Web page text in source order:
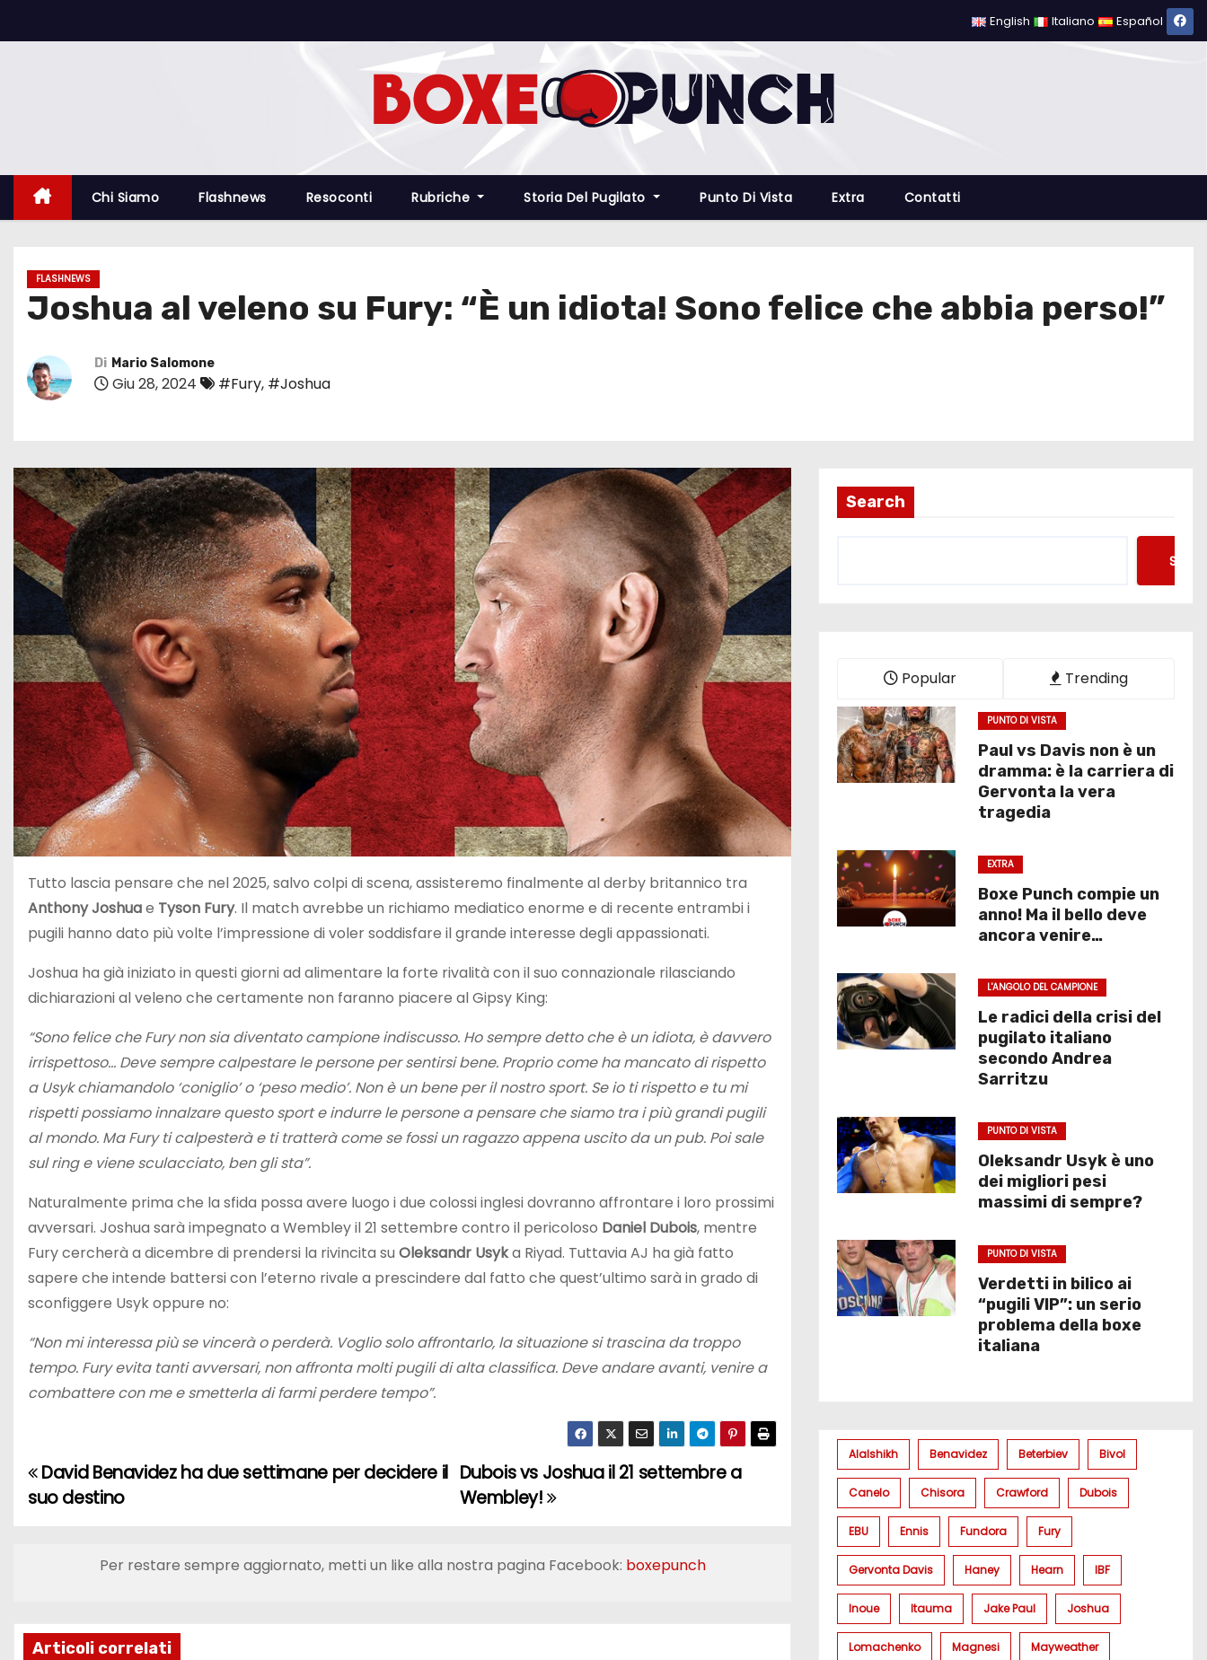
a
English Italiano Español
Chi Siamo Flashnews Resoconti Rubriche Storia Del Pugilato Punto Di Vista Extra Contatti
FLASHNEWS
Joshua al veleno su Fury: “È un idiota! Sono felice che abbia perso!”
Di Mario Salomone
Giu 28, 2024 #Fury, #Joshua
Tutto lascia pensare che nel 2025, salvo colpi di scena, assisteremo finalmente al derby britannico tra
Anthony Joshuae Tyson Fury. Il match avrebbe un richiamo mediatico enorme e di recente entrambi i
pugili hanno dato più volte l’impressione di voler soddisfare il grande interesse degli appassionati.
Joshua ha già iniziato in questi giorni ad alimentare la forte rivalità con il suo connazionale rilasciando
dichiarazioni al veleno che certamente non faranno piacere al Gipsy King:
“Sono felice che Fury non sia diventato campione indiscusso. Ho sempre detto che è un idiota, è davvero
irrispettoso… Deve sempre calpestare le persone per sentirsi bene. Proprio come ha mancato di rispetto
a Usyk chiamandolo ‘coniglio’ o ‘peso medio’. Non è un bene per il nostro sport. Se io ti rispetto e tu mi
rispetti possiamo innalzare questo sport e indurre le persone a pensare che siamo tra i più grandi pugili
al mondo. Ma Fury ti calpesterà e ti tratterà come se fossi un ragazzo appena uscito da un pub. Poi sale
sul ring e viene sculacciato, ben gli sta”.
Naturalmente prima che la sfida possa avere luogo i due colossi inglesi dovranno affrontare i loro prossimi
avversari. Joshua sarà impegnato a Wembley il 21 settembre contro il pericoloso Daniel Dubois, mentre
Fury cercherà a dicembre di prendersi la rivincita su Oleksandr Usyka Riyad. Tuttavia AJ ha già fatto
sapere che intende battersi con l’eterno rivale a prescindere dal fatto che quest’ultimo sarà in grado di
sconfiggere Usyk oppure no:
“Non mi interessa più se vincerà o perderà. Voglio solo affrontarlo, la situazione si trascina da troppo
tempo. Fury evita tanti avversari, non affronta molti pugili di alta classifica. Deve andare avanti, venire a
combattere con me e smetterla di farmi perdere tempo”.
N
g
Dubois vs Joshua il 21 settembre a
Wembley!
David Benavidez ha due settimane per decidere il
suo destino
Per restare sempre aggiornato, metti un like alla nostra pagina Facebook: boxepunch
Articoli correlati
Search
Popular Trending
PUNTO DI VISTA
Paul vs Davis non è un
dramma: è la carriera di
Gervonta la vera
tragedia
EXTRA
Boxe Punch compie un
anno! Ma il bello deve
ancora venire…
L'ANGOLO DEL CAMPIONE
Le radici della crisi del
pugilato italiano
secondo Andrea
Sarritzu
PUNTO DI VISTA
Oleksandr Usyk è uno
dei migliori pesi
massimi di sempre?
PUNTO DI VISTA
Verdetti in bilico ai
“pugili VIP”: un serio
problema della boxe
italiana
Alalshikh Benavidez Beterbiev Bivol
Canelo Chisora Crawford Dubois
EBU Ennis Fundora Fury
Gervonta Davis Haney Hearn IBF
Inoue Itauma Jake Paul Joshua
Lomachenko Magnesi Mayweather